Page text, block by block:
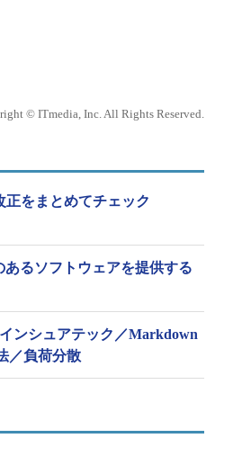
© ITmedia, Inc. All Rights Reserved.
をまとめてチェック
るソフトウェアを提供する
ンシュアテック／Markdown
／負荷分散